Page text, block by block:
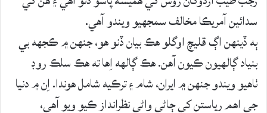
سدائين آمريڪا مخالف سمجهيو ويندو آهي.
ٻه ڏينهن اڳ قليچ اوگلو هڪ بيان ڏنو هو، جنهن ۾ ڪجهه بي
بنياد ڳالهيون ڪيون آهن. هڪ ڳالهه اِها ته هڪ سلڪ روڊ
ٺاهيو ويندو جنهن ۾ ايران، شام ۽ ترڪيه شامل هوندا. اِن ۾ دنيا
جي اهم رياستن کي ڄاڻي واڻي نظرانداز ڪيو ويو آهي،